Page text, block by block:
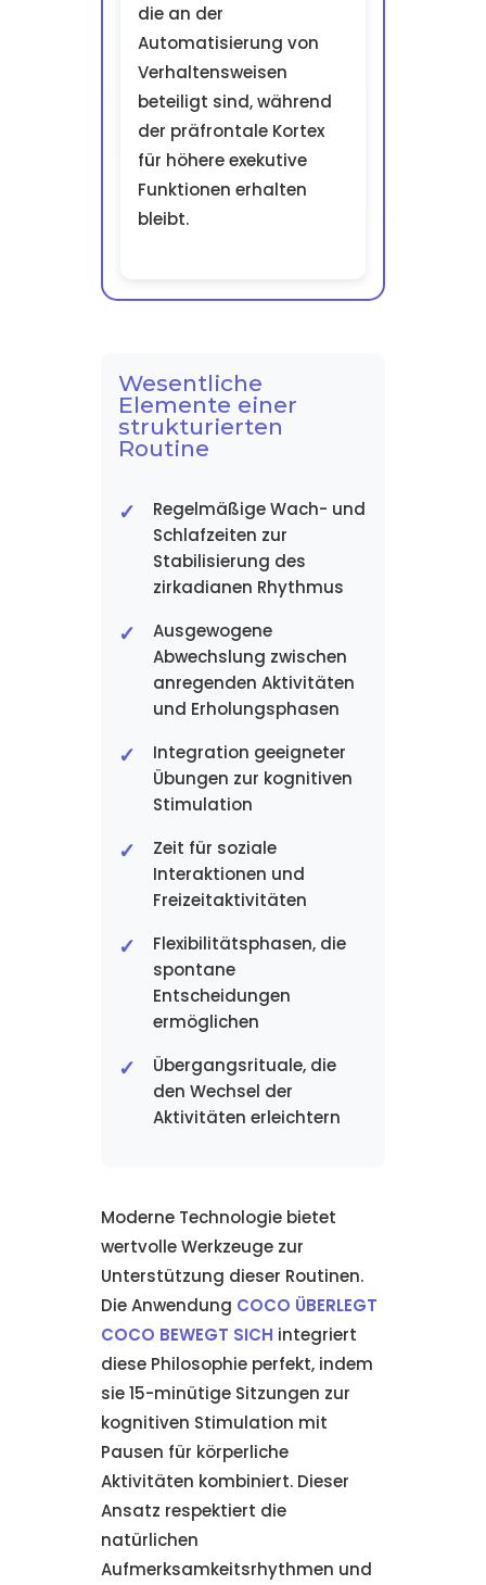
die an der
Automatisierung von
Verhaltensweisen
beteiligt sind, während
der präfrontale Kortex
für höhere exekutive
Funktionen erhalten
bleibt.
Wesentliche
Elemente einer
strukturierten
Routine
Regelmäßige Wach- und
Schlafzeiten zur
Stabilisierung des
zirkadianen Rhythmus
Ausgewogene
Abwechslung zwischen
anregenden Aktivitäten
und Erholungsphasen
Integration geeigneter
Übungen zur kognitiven
Stimulation
Zeit für soziale
Interaktionen und
Freizeitaktivitäten
Flexibilitätsphasen, die
spontane
Entscheidungen
ermöglichen
Übergangsrituale, die
den Wechsel der
Aktivitäten erleichtern
Moderne Technologie bietet
wertvolle Werkzeuge zur
Unterstützung dieser Routinen.
Die Anwendung COCO ÜBERLEGT
COCO BEWEGT SICH integriert
diese Philosophie perfekt, indem
sie 15-minütige Sitzungen zur
kognitiven Stimulation mit
Pausen für körperliche
Aktivitäten kombiniert. Dieser
Ansatz respektiert die
natürlichen
Aufmerksamkeitsrhythmen und